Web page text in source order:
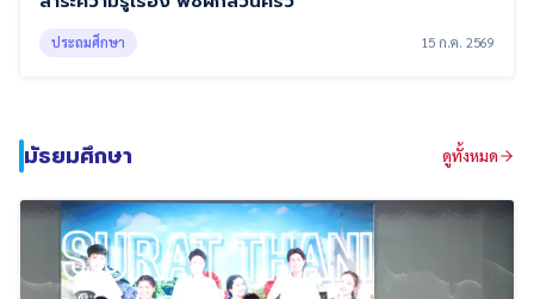
ประถมศึกษา 15 ก.ค. 2569
มัธยมศึกษา ดูทั้งหมด